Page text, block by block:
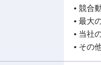
• 競合
• 最大
• 当社
• その